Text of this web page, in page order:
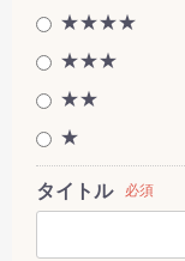
★★★★
★★★
★★
★
タイトル 必須